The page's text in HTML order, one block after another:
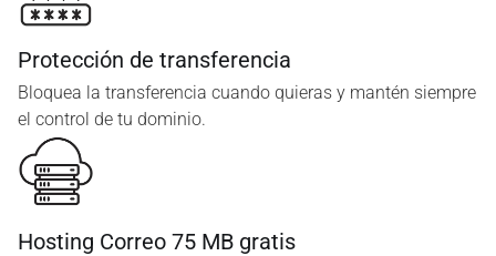
Protección de transferencia
Bloquea la transferencia cuando quieras y mantén siempre
el control de tu dominio.
Hosting Correo 75 MB gratis